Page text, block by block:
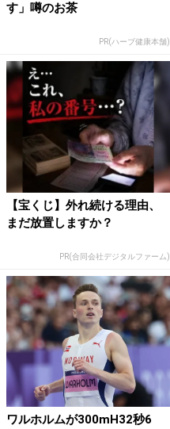
す」噂のお茶
PR(ハーブ健康本舗)
【宝くじ】外れ続ける理由、
まだ放置しますか？
PR(合同会社デジタルファーム)
ワルホルムが300mH32秒6